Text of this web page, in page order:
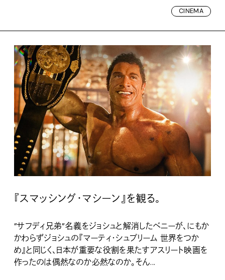
CINEMA
『スマッシング・マシーン』を観る。
”サフディ兄弟”名義をジョシュと解消したベニーが、にもか
かわらずジョシュの『マーティ・シュプリーム 世界をつか
め』と同じく、日本が重要な役割を果たすアスリート映画を
作ったのは偶然なのか必然なのか。そん...